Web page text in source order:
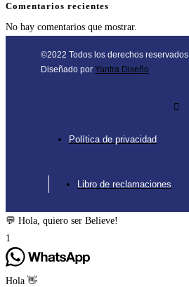
Comentarios recientes
No hay comentarios que mostrar.
©2022 Todos los derechos reservados
Diseñado por Yantra Diseño
Política de privacidad
Libro de reclamaciones
💬 Hola, quiero ser Believe!
1
Hola 👋